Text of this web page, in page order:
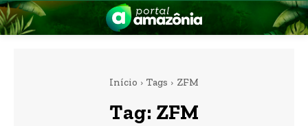
Início Tags ZFM
Tag: ZFM